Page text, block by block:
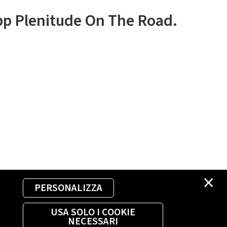
×
PERSONALIZZA
USA SOLO I COOKIE
NECESSARI
Plenitude On The Road.